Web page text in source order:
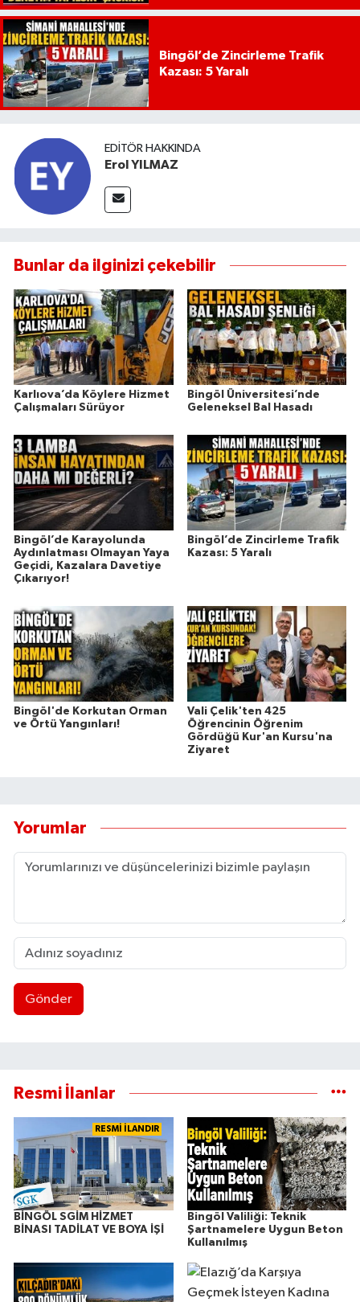
Bingöl’de Zincirleme Trafik
Kazası: 5 Yaralı
EDITÖR HAKKINDA
Erol YILMAZ
Bunlar da ilginizi çekebilir
Karlıova’da Köylere Hizmet
Çalışmaları Sürüyor
Bingöl Üniversitesi’nde
Geleneksel Bal Hasadı
Bingöl’de Karayolunda
Aydınlatması Olmayan Yaya
Geçidi, Kazalara Davetiye
Çıkarıyor!
Bingöl’de Zincirleme Trafik
Kazası: 5 Yaralı
Bingöl'de Korkutan Orman
ve Örtü Yangınları!
Vali Çelik'ten 425
Öğrencinin Öğrenim
Gördüğü Kur'an Kursu'na
Ziyaret
Yorumlar
Gönder
Resmi İlanlar
RESMİ İLANDIR
BİNGÖL SGİM HİZMET
BİNASI TADİLAT VE BOYA İŞİ
Bingöl Valiliği: Teknik
Şartnamelere Uygun Beton
Kullanılmış